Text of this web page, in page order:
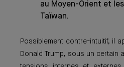
au Moyen-Orient et
Taïwan.
Possiblement contre-intuitif, il
Donald Trump, sous un certain